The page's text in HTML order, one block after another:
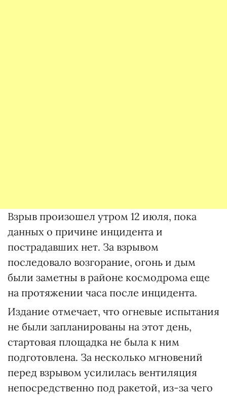
Взрыв произошел утром 12 июля, пока
данных о причине инцидента и
пострадавших нет. За взрывом
последовало возгорание, огонь и дым
были заметны в районе космодрома еще
на протяжении часа после инцидента.
Издание отмечает, что огневые испытания
не были запланированы на этот день,
стартовая площадка не была к ним
подготовлена. За несколько мгновений
перед взрывом усилилась вентиляция
непосредственно под ракетой, из-за чего